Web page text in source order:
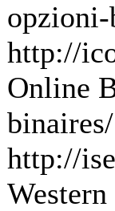
http://
Online
http://